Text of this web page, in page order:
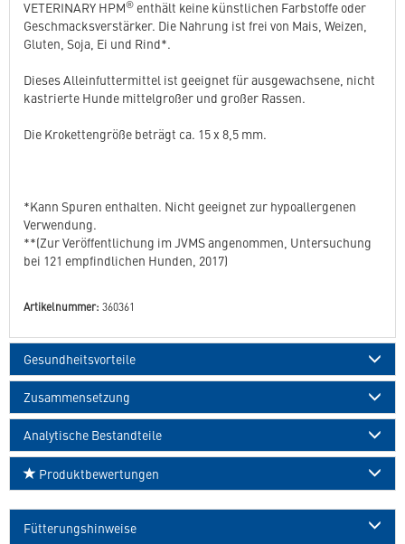
VETERINARY HPM® enthält keine künstlichen Farbstoffe oder
Geschmacksverstärker. Die Nahrung ist frei von Mais, Weizen,
Gluten, Soja, Ei und Rind*.
Dieses Alleinfuttermittel ist geeignet für ausgewachsene, nicht
kastrierte Hunde mittelgroßer und großer Rassen.
Die Krokettengröße beträgt ca. 15 x 8,5 mm.
*Kann Spuren enthalten. Nicht geeignet zur hypoallergenen
Verwendung.
**(Zur Veröffentlichung im JVMS angenommen, Untersuchung
bei 121 empfindlichen Hunden, 2017)
Artikelnummer: 360361
Gesundheitsvorteile
Zusammensetzung
Analytische Bestandteile
Produktbewertungen
Fütterungshinweise